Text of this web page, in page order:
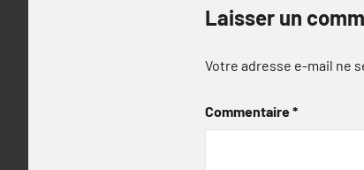
Laisser un
Votre adresse e-mail ne
Commentaire*